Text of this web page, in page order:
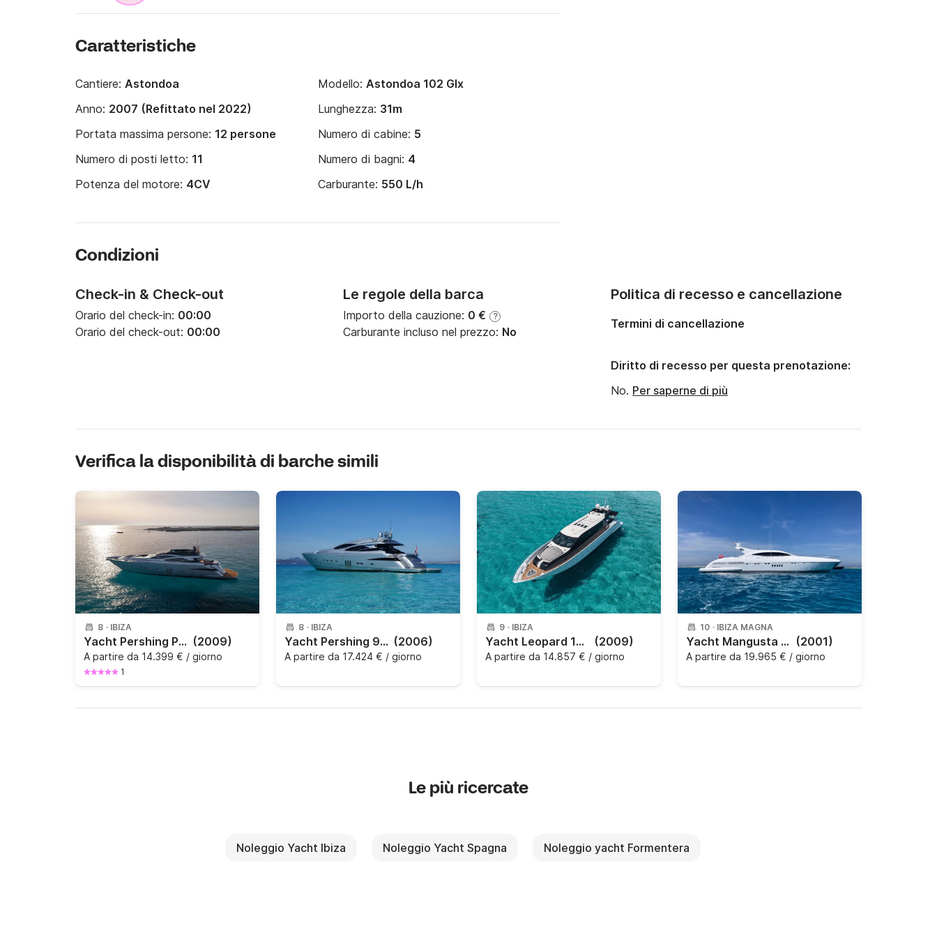
Caratteristiche
Cantiere: Astondoa Modello: Astondoa 102 Glx
Anno: 2007 (Refittato nel 2022) Lunghezza: 31m
Portata massima persone: 12 persone Numero di cabine: 5
Numero di posti letto: 11 Numero di bagni: 4
Potenza del motore: 4CV Carburante: 550 L/h
Condizioni
Check-in & Check-out
Orario del check-in: 00:00
Orario del check-out: 00:00
Le regole della barca
Importo della cauzione: 0 € ?
Carburante incluso nel prezzo: No
Politica di recesso e cancellazione
Termini di cancellazione
Diritto di recesso per questa prenotazione:
No. Per saperne di più
Verifica la disponibilità di barche simili
8 · IBIZA
Yacht Pershing Pershing 90 730CV (2009)
A partire da 14.399 € / giorno
1
8 · IBIZA
Yacht Pershing 90 2000CV (2006)
A partire da 17.424 € / giorno
9 · IBIZA
Yacht Leopard 102 7200CV (2009)
A partire da 14.857 € / giorno
10 · IBIZA MAGNA
Yacht Mangusta 108 3000CV (2001)
A partire da 19.965 € / giorno
Le più ricercate
Noleggio Yacht Ibiza Noleggio Yacht Spagna Noleggio yacht Formentera